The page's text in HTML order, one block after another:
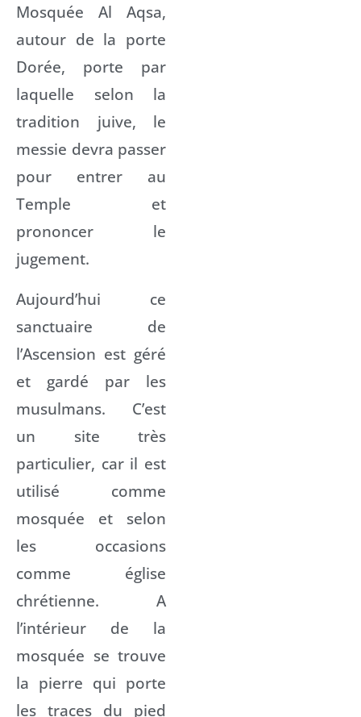
Mosquée Al Aqsa,
autour de la porte
Dorée, porte par
laquelle selon la
tradition juive, le
messie devra passer
pour entrer au
Temple et
prononcer le
jugement.
Aujourd’hui ce
sanctuaire de
l’Ascension est géré
et gardé par les
musulmans. C’est
un site très
particulier, car il est
utilisé comme
mosquée et selon
les occasions
comme église
chrétienne. A
l’intérieur de la
mosquée se trouve
la pierre qui porte
les traces du pied